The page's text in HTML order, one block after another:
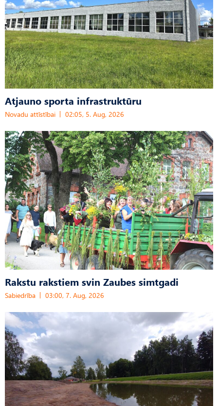
Atjauno sporta infrastruktūru
Novadu attīstībai 02:05, 5. Aug, 2026
Rakstu rakstiem svin Zaubes simtgadi
Sabiedrība 03:00, 7. Aug, 2026